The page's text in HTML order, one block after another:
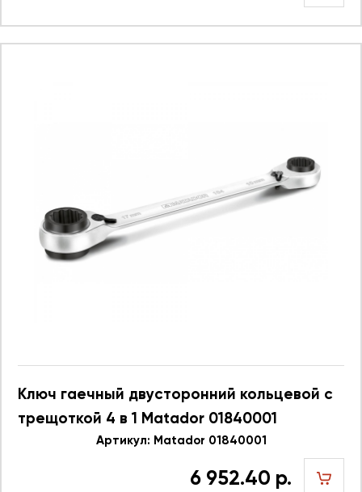
Ключ гаечный двусторонний кольцевой с
трещоткой 4 в 1 Matador 01840001
Артикул: Matador 01840001
6 952.40 р.